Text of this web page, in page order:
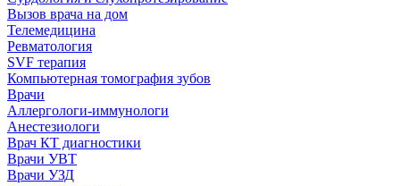
Вызов врача на дом
Телемедицина
Ревматология
SVF терапия
Компьютерная томография зубов
Врачи
Аллергологи-иммунологи
Анестезиологи
Врач КТ диагностики
Врачи УВТ
Врачи УЗД